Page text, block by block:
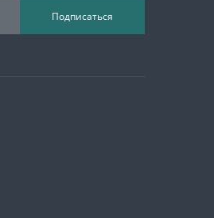
Подписаться